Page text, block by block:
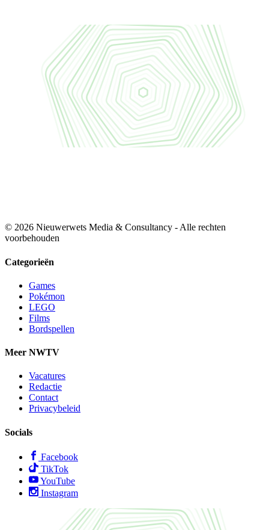
© 2026 Nieuwerwets Media & Consultancy - Alle rechten
voorbehouden
Categorieën
Games
Pokémon
LEGO
Films
Bordspellen
Meer NWTV
Vacatures
Redactie
Contact
Privacybeleid
Socials
Facebook
TikTok
YouTube
Instagram